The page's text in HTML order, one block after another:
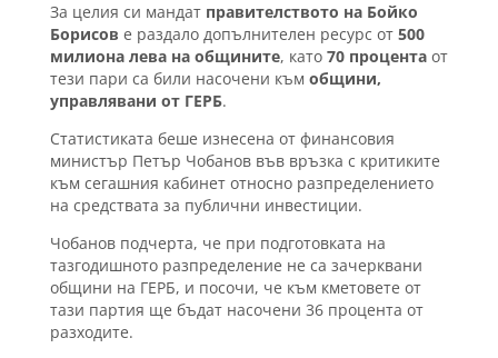
За целия си мандат правителството на Бойко
Борисов е раздало допълнителен ресурс от 500
милиона лева на общините, като 70 процента от
тези пари са били насочени към общини,
управлявани от ГЕРБ.
Статистиката беше изнесена от финансовия
министър Петър Чобанов във връзка с критиките
към сегашния кабинет относно разпределението
на средствата за публични инвестиции.
Чобанов подчерта, че при подготовката на
тазгодишното разпределение не са зачерквани
общини на ГЕРБ, и посочи, че към кметовете от
тази партия ще бъдат насочени 36 процента от
разходите.